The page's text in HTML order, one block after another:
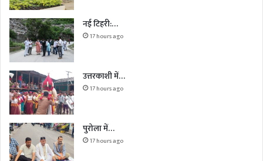
नई टिहरी:…
17 hours ago
उत्तरकाशी में…
17 hours ago
पुरोला में…
17 hours ago